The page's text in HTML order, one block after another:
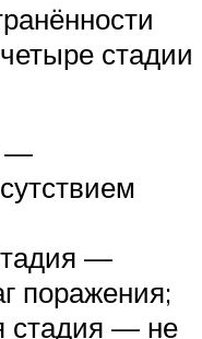
стадии
—
—
поражения;
стадия — не